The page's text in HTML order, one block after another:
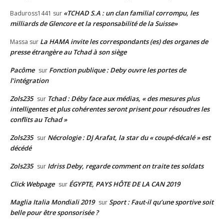
Baduross1441 sur «TCHAD S.A : un clan familial corrompu, les
milliards de Glencore et la responsabilité de la Suisse»
Massa sur La HAMA invite les correspondants (es) des organes de
presse étrangère au Tchad à son siège
Pacôme sur Fonction publique : Deby ouvre les portes de
l’intégration
Zols235 sur Tchad : Déby face aux médias, « des mesures plus
intelligentes et plus cohérentes seront prisent pour résoudres les
conflits au Tchad »
Zols235 sur Nécrologie : DJ Arafat, la star du « coupé-décalé » est
décédé
Zols235 sur Idriss Deby, regarde comment on traite tes soldats
Click Webpage sur ÉGYPTE, PAYS HÔTE DE LA CAN 2019
Maglia Italia Mondiali 2019 surSport : Faut-il qu’une sportive soit
belle pour être sponsorisée ?